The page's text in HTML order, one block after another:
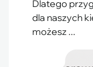
Dlatego
dla naszych
możesz ...